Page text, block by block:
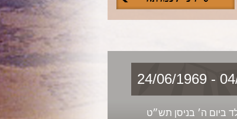
04/
ביום ה׳ בניסן תש״ט